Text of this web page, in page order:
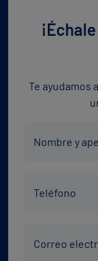
Te ayudamos
Nombre y
Teléfono
electrónico
Correo